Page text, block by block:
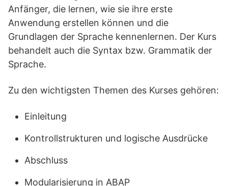
Anfänger, die lernen, wie sie ihre erste
Anwendung erstellen können und die
Grundlagen der Sprache kennenlernen. Der Kurs
behandelt auch die Syntax bzw. Grammatik der
Sprache.
Zu den wichtigsten Themen des Kurses gehören:
Einleitung
Kontrollstrukturen und logische Ausdrücke
Abschluss
Modularisierung in ABAP